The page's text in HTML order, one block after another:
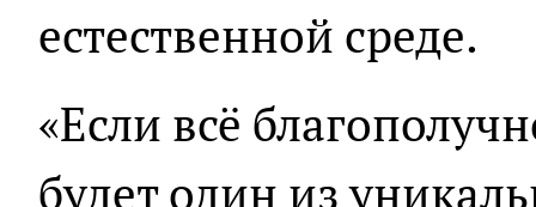
естественной среде.
«Если всё
будет один из